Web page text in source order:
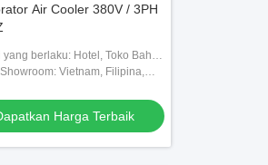
digital KDUnit Kondensasi Ruang Dingin
Supermarket dan Toko Ringan
Air Cooler 380V / 3PH
yang berlaku: Hotel, Toko Bahan
Bengkel Mesin, Pabrik
Rumah, E
Vietnam, Filipina,
Tajikistan
Harga Terbaik